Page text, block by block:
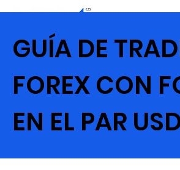
GUÍA DE
FOREX CON
EN EL PAR